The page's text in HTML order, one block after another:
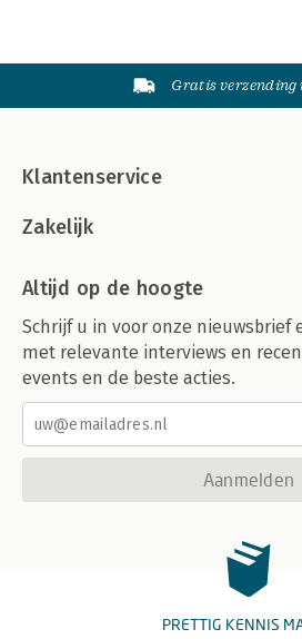
Gratis
Klantenservice
Zakelijk
Altijd op de hoogte
Schrijf u in voor onze nieuwsbrief
met relevante interviews en
events en de beste acties.
Aanmelden
PRETTIG KENNIS